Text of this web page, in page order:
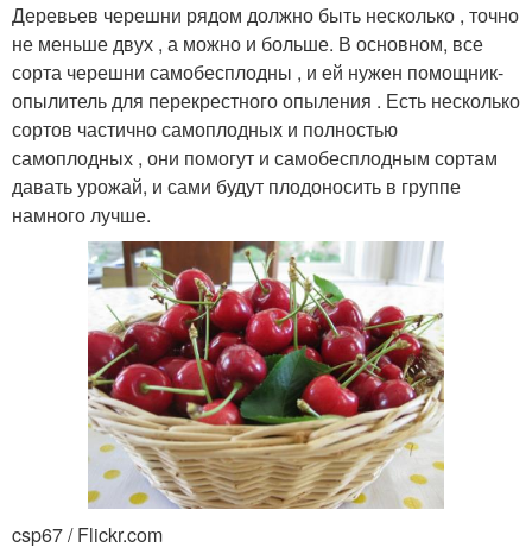
Деревьев черешни рядом должно быть несколько , точно
не меньше двух , а можно и больше. В основном, все
сорта черешни самобесплодны , и ей нужен помощник-
опылитель для перекрестного опыления . Есть несколько
сортов частично самоплодных и полностью
самоплодных , они помогут и самобесплодным сортам
давать урожай, и сами будут плодоносить в группе
намного лучше.
csp67 / Flickr.com